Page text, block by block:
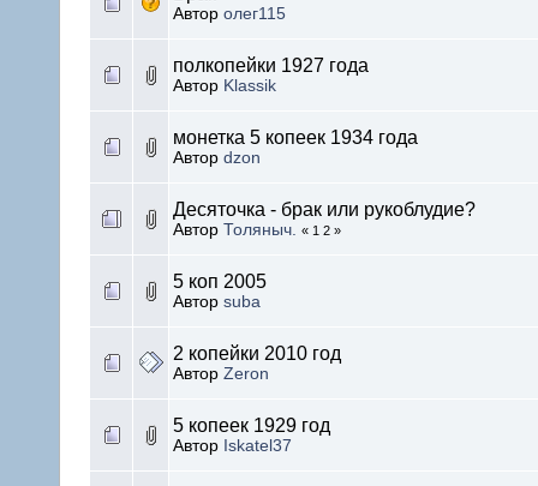
Автор олег115
полкопейки 1927 года
Автор Klassik
монетка 5 копеек 1934 года
Автор dzon
Десяточка - брак или рукоблудие?
Автор Толяныч. « 1 2 »
5 коп 2005
Автор suba
2 копейки 2010 год
Автор Zeron
5 копеек 1929 год
Автор Iskatel37